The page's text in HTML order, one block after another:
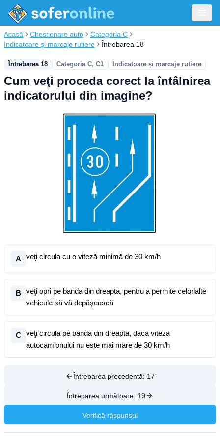
Acasă Chestionare auto
Categoria C
Indicatoare și marcaje rutiere
Întrebarea 18
Întrebarea 18 Categoria C, C1 Indicatoare și marcaje rutiere
Cum veţi proceda corect la întâlnirea
indicatorului din imagine?
A veţi circula cu o viteză minimă de 30 km/h
B
veţi opri pe banda din dreapta, pentru a permite celorlalte
vehicule să vă depăşească
C
veţi circula pe banda din dreapta, dacă viteza
autocamionului nu este mai mare de 30 km/h
Întrebarea precedentă: 17
Întrebarea următoare: 19
Verifică răspunsul